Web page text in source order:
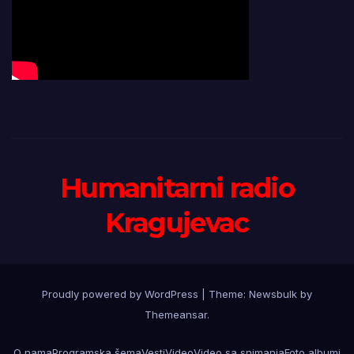
Humanitarni radio
Kragujevac
Proudly powered by WordPress Theme: Newsbulk by
Themeansar.